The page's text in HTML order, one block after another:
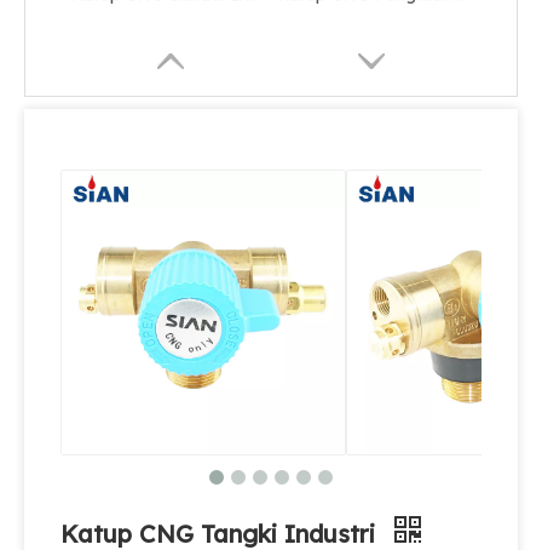
Matikan Katup CNG Silinder
Katup CNG Tangki Industri